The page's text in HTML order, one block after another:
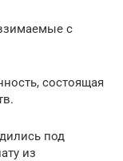
с
состоящая
под
из